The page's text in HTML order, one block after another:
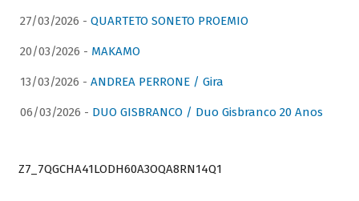
27/03/2026 - QUARTETO SONETO PROEMIO
20/03/2026 - MAKAMO
13/03/2026 - ANDREA PERRONE / Gira
06/03/2026 - DUO GISBRANCO / Duo Gisbranco 20 Anos
Z7_7QGCHA41LODH60A3OQA8RN14Q1